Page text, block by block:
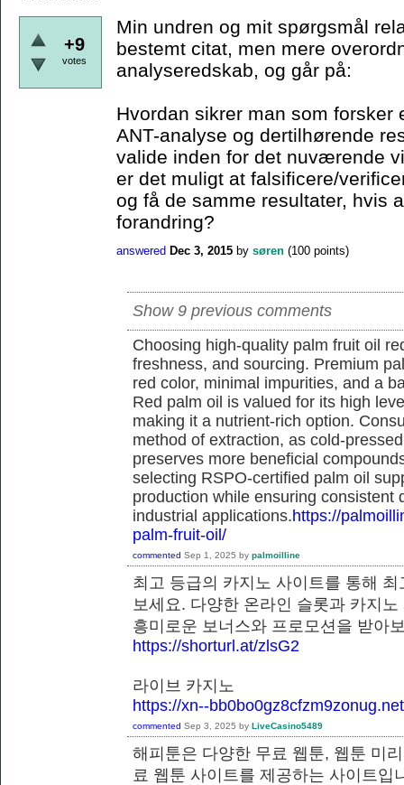
+9
votes
Min undren og mit spørgsmål
bestemt citat, men mere
analyseredskab, og går på:
Hvordan sikrer man som forsker
ANT-analyse og dertilhørende
valide inden for det nuværende
er det muligt at falsificere/
og få de samme resultater, hvis
forandring?
answered Dec 3, 2015 by søren (100 points)
Show 9 previous comments
Choosing high-quality palm fruit oil
freshness, and sourcing. Premium
red color, minimal impurities, and a
Red palm oil is valued for its high
making it a nutrient-rich option.
method of extraction, as cold-
preserves more beneficial
selecting RSPO-certified palm oil
production while ensuring consistent
industrial applications.https://
palm-fruit-oil/
commented Sep 1, 2025 by palmoilline
최고 등급의 카지노 사이트를 통해
보세요. 다양한 온라인 슬롯과 카지
흥미로운 보너스와 프로모션을 받
https://shorturl.at/zlsG2
라이브 카지노
https://xn--bb0bo0gz8cfzm9zonug.net
commented Sep 3, 2025 by LiveCasino5489
해피툰은 다양한 무료 웹툰, 웹툰 미
료 웹툰 사이트를 제공하는 사이트